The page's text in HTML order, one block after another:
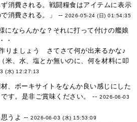
消費される。戦闘糧食はアイテムに表示
で消費される。」 --2026-05-24 (日) 01:54:35
にならんかな？それに打って付けの艦娘
・
りましょう さてさて何が出来るかな♪
米、水、塩とか無いのに、何を材料に叩
(水) 12:27:13
、ボーキサイトをなんか良い感じにした
す。是非ご賞味ください。 -- 2026-06-03
思うよ --2026-06-03 (水) 15:53:09